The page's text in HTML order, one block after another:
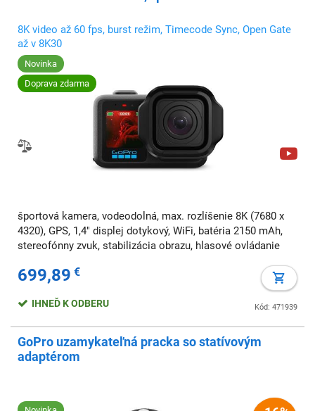
8K video až 60 fps, burst režim, Timecode Sync, Open Gate
až v 8K30
Novinka
Doprava zdarma
športová kamera, vodeodolná, max. rozlíšenie 8K (7680 x
4320), GPS, 1,4" displej dotykový, WiFi, batéria 2150 mAh,
stereofónny zvuk, stabilizácia obrazu, hlasové ovládanie
699,89 €
Kód: 471939
IHNEĎ K ODBERU
GoPro uzamykateľná pracka so statívovým
adaptérom